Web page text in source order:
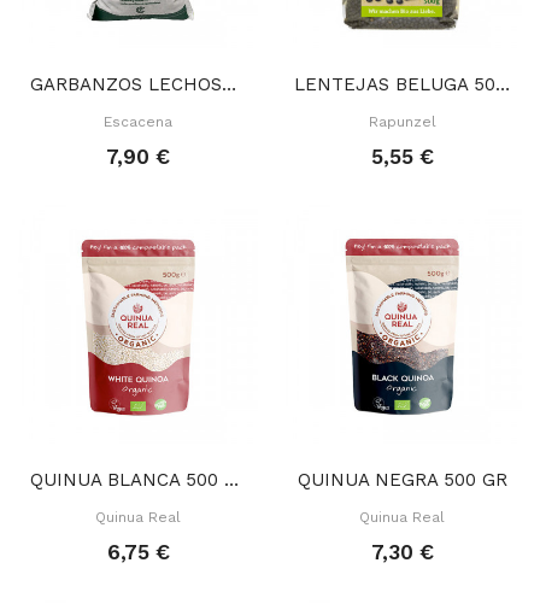
GARBANZOS LECHOSOS SACO 1 KG
Escacena
7,90 €
LENTEJAS BELUGA 500 GR
Rapunzel
5,55 €
QUINUA BLANCA 500 GR
Quinua Real
6,75 €
QUINUA NEGRA 500 GR
Quinua Real
7,30 €